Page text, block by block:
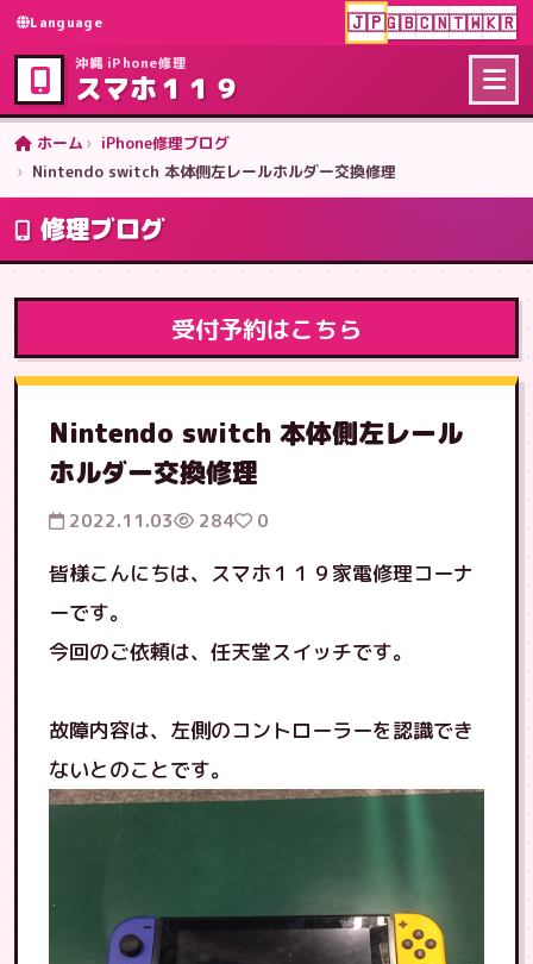
Language 🇯🇵🇬🇧🇨🇳🇹🇼🇰🇷
沖縄 iPhone修理
スマホ１１９
ホーム
iPhone修理ブログ
Nintendo switch 本体側左レールホルダー交換修理
修理ブログ
受付予約はこちら
Nintendo switch 本体側左レール
ホルダー交換修理
2022.11.03 284 0
皆様こんにちは、スマホ１１９家電修理コーナ
ーです。
今回のご依頼は、任天堂スイッチです。
故障内容は、左側のコントローラーを認識でき
ないとのことです。